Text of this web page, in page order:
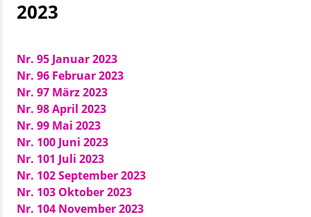
2023
Nr. 95 Januar 2023
Nr. 96 Februar 2023
Nr. 97 März 2023
Nr. 98 April 2023
Nr. 99 Mai 2023
Nr. 100 Juni 2023
Nr. 101 Juli 2023
Nr. 102 September 2023
Nr. 103 Oktober 2023
Nr. 104 November 2023